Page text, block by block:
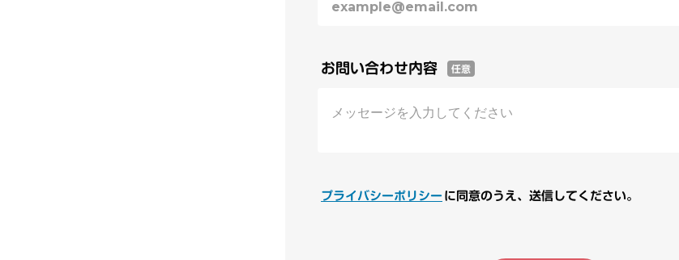
お問い合わせ内容 任意
プライバシーポリシーに同意のうえ、 送信してください。